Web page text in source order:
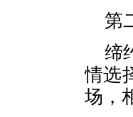
第
缔
情选
场，